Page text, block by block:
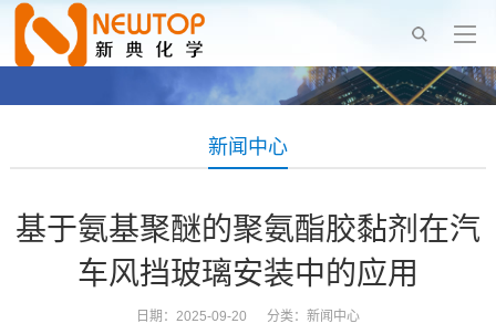
新闻中心
基于氨基聚醚的聚氨酯胶黏剂在汽
车风挡玻璃安装中的应用
日期：2025-09-20 分类： 新闻中心